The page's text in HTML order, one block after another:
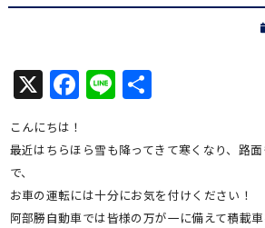
X Facebook
Line共
こんにちは！
最近はちらほら雪も降ってきて寒くなり、路
で、
お車の運転には十分にお気を付けください！
阿部勝自動車では皆様の万が一に備えて積載